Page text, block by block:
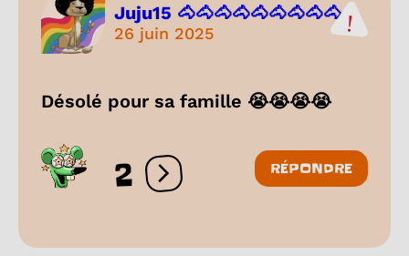
Juju15 🐴🐴🐴🐴🐴🐴🐴🐴🐴...
26 juin 2025
Désolé pour sa famille 😭😭😭😭
2 Ouvrir les réactions
RÉPONDRE